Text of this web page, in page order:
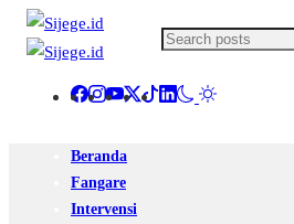
Beranda
Fangare
Intervensi